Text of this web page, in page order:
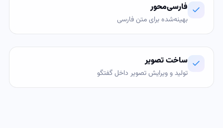
فارسی‌محور
بهینه‌شده برای متن فارسی
ساخت تصویر
تولید و ویرایش تصویر داخل گفتگو